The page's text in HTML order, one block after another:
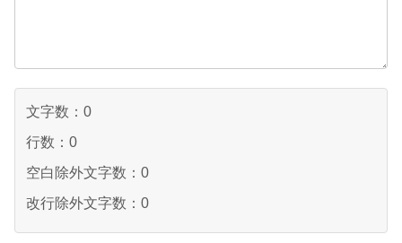
文字数： 0
行数： 0
空白除外文字数： 0
改行除外文字数： 0